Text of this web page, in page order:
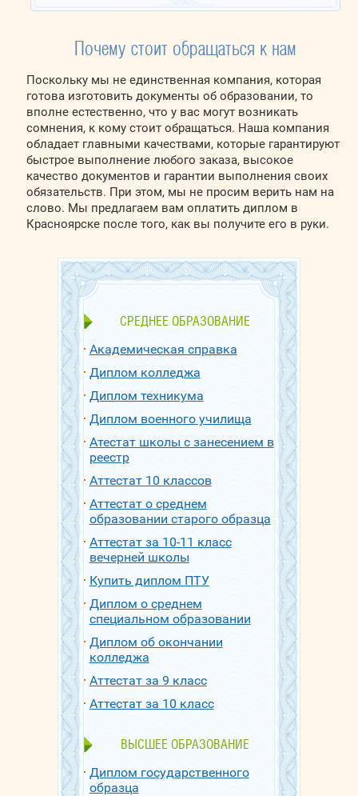
Почему стоит обращаться к нам
Поскольку мы не единственная компания, которая
готова изготовить документы об образовании, то
вполне естественно, что у вас могут возникать
сомнения, к кому стоит обращаться. Наша компания
обладает главными качествами, которые гарантируют
быстрое выполнение любого заказа, высокое
качество документов и гарантии выполнения своих
обязательств. При этом, мы не просим верить нам на
слово. Мы предлагаем вам оплатить диплом в
Красноярске после того, как вы получите его в руки.
СРЕДНЕЕ ОБРАЗОВАНИЕ
Академическая справка
Диплом колледжа
Диплом техникума
Диплом военного училища
Атестат школы с занесением в
реестр
Аттестат 10 классов
Аттестат о среднем
образовании старого образца
Аттестат за 10-11 класс
вечерней школы
Купить диплом ПТУ
Диплом о среднем
специальном образовании
Диплом об окончании
колледжа
Аттестат за 9 класс
Аттестат за 10 класс
ВЫСШЕЕ ОБРАЗОВАНИЕ
Диплом государственного
образца